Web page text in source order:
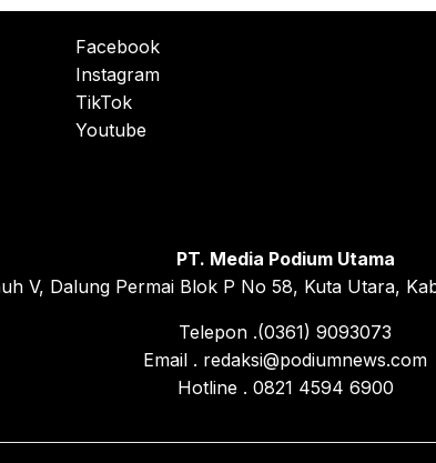
Facebook
Instagram
TikTok
Youtube
PT. Media Podium Utama
V, Dalung Permai Blok P No 58, Kuta Utara,
Telepon .(0361) 9093073
Email . redaksi@podiumnews.com
Hotline . 0821 4594 6900